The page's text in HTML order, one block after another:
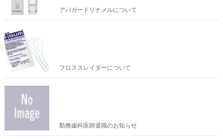
アパガードリナメルについて
フロススレイダーについて
勤務歯科医師退職のお知らせ